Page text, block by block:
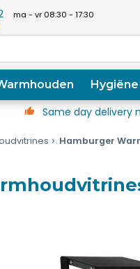
ma - vr 08:30 - 17:30
Same day delivery
Hamburger